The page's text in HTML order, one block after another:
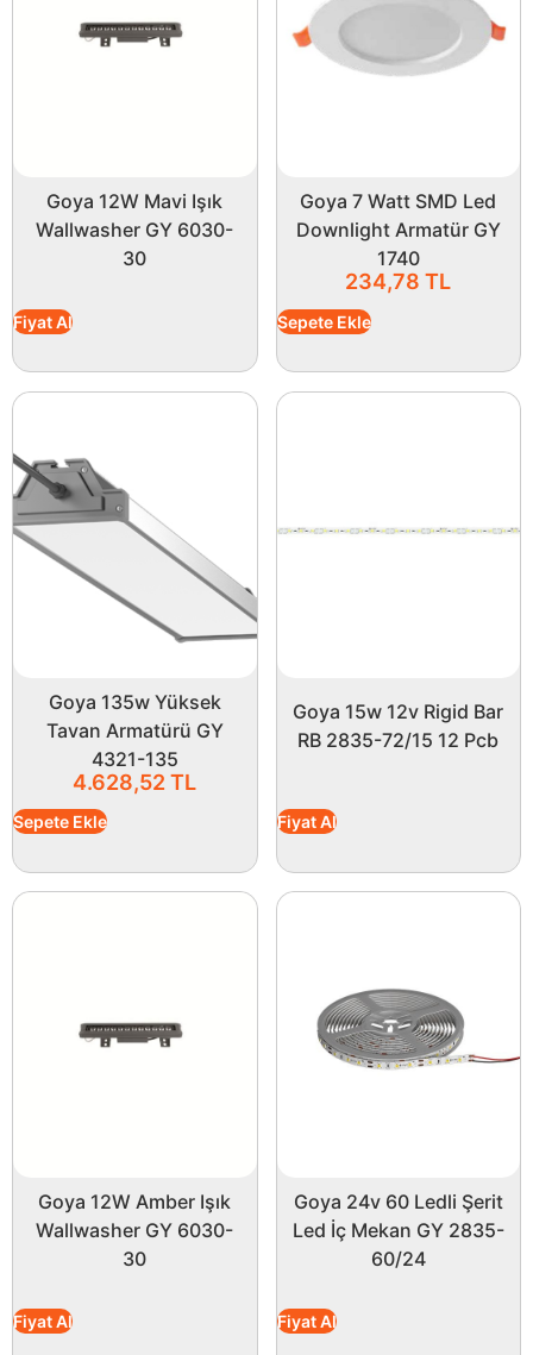
Goya 12W Mavi Işık
Wallwasher GY 6030-
30
Fiyat Al
Goya 7 Watt SMD Led
Downlight Armatür GY
1740
234,78 TL
Sepete Ekle
Goya 135w Yüksek
Tavan Armatürü GY
4321-135
4.628,52TL
Sepete Ekle
Goya 15w 12v Rigid Bar
RB 2835-72/15 12 Pcb
Fiyat Al
Goya 12W Amber Işık
Wallwasher GY 6030-
30
Fiyat Al
Goya 24v 60 Ledli Şerit
Led İç Mekan GY 2835-
60/24
Fiyat Al